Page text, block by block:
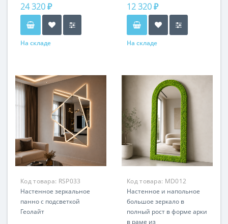
24 320 ₽
На складе
12 320 ₽
На складе
Код товара: RSP033
Настенное зеркальное
панно с подсветкой
Геолайт
Код товара: MD012
Настенное и напольное
большое зеркало в
полный рост в форме арки
в раме из